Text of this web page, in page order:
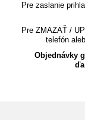
Pre zaslanie
Pre ZMAZAŤ /
telefón
Objednávky